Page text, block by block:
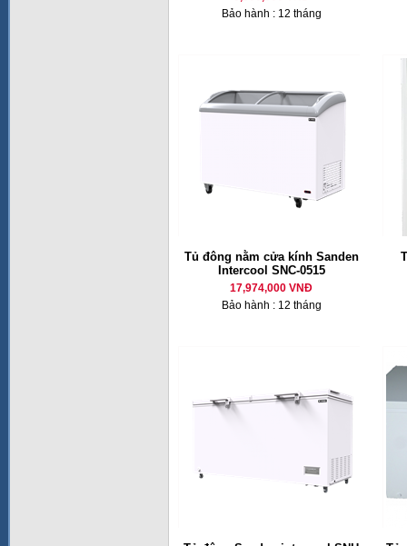
Bảo hành : 12 tháng
Tủ đông nằm cửa kính Sanden
Intercool SNC-0515
17,974,000 VNĐ
Bảo hành : 12 tháng